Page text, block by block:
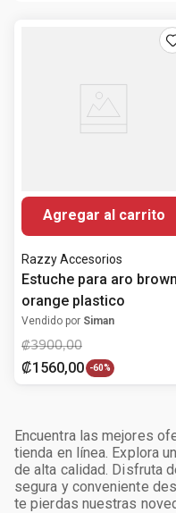
Agregar al carrito
Razzy Accesorios
Estuche para aro brown
orange plastico
Vendido por Siman
₡3900,00
₡1560,00 -60%
Encuentra las mejores
tienda en línea. Explora
de alta calidad. Disfruta
segura y conveniente
te pierdas nuestras